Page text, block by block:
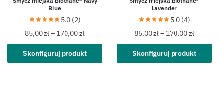
Blue
5.0 (2)
85,00zł– 170,00zł
Skonfiguruj produkt
Lavender
5.0 (4)
85,00zł– 170,00zł
Skonfiguruj produkt